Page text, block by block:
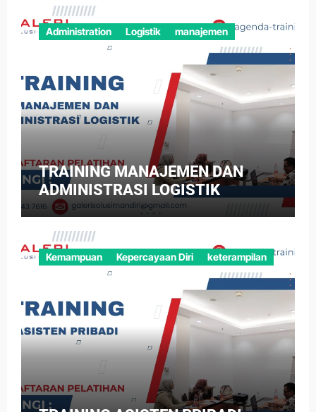
Administration Logistik manajemen
TRAINING MANAJEMEN DAN
ADMINISTRASI LOGISTIK
Kemampuan Kepercayaan Diri keterampilan